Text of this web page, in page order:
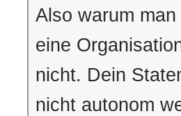
Also warum
eine
nicht. Dein
nicht autonom